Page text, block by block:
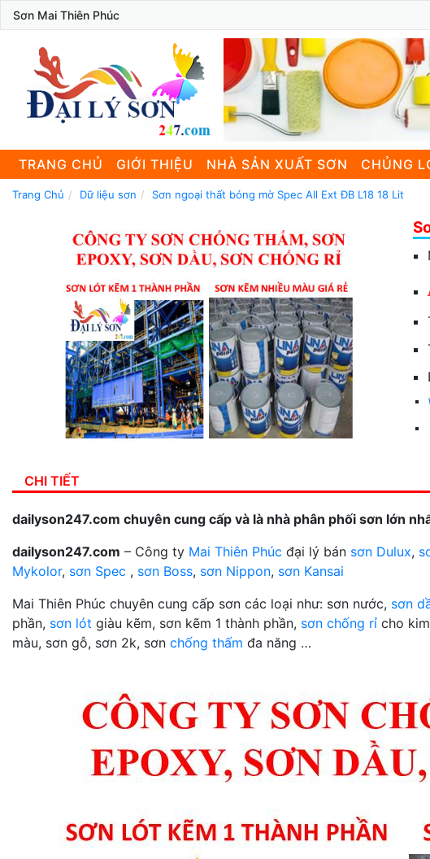
Sơn Mai Thiên Phúc
TRANG CHỦ GIỚI THIỆU NHÀ SẢN XUẤT SƠN CHỦNG
Trang Chủ Dữ liệu sơn Sơn ngoại thất bóng mờ Spec All Ext ĐB L18 18 Lit
CHI TIẾT
dailyson247.com chuyên cung cấp và là nhà phân phối sơn lớn
dailyson247.com – Công ty Mai Thiên Phúc đại lý bán sơn Dulux,
Mykolor, sơn Spec , sơn Boss, sơn Nippon, sơn Kansai
Mai Thiên Phúc chuyên cung cấp sơn các loại như: sơn nước, sơn
phần, sơn lót giàu kẽm, sơn kẽm 1 thành phần, sơn chống rỉ cho
màu, sơn gỗ, sơn 2k, sơn chống thấm đa năng …